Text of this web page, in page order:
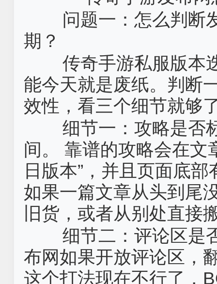
问题一：怎么判断
期？
传奇手游私服‌版本
能今天就是废纸。判断
效性，看三个细节就够
细节一：攻略是否
间。‌ 靠谱的攻略会在文
日版本”，并且页面底
如果一篇文章从头到尾
旧货，或者从别处直接
细节二：评论区是
布网如果开放评论区，
这个打法现在不行了，